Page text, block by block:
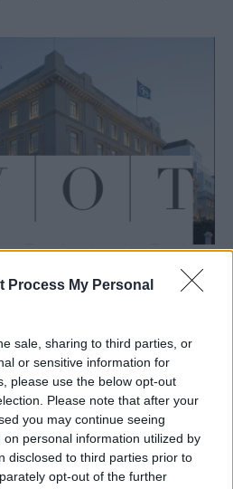
Process My Personal
sale, sharing to third parties, or
or sensitive information for
please use the below opt-out
Please note that after your
you may continue seeing
personal information utilized by
disclosed to third parties prior to
opt-out of the further
στρατηγική συνεργασία
advisory νέων
τη νέα στρατηγική της συνεργασία
παροχής συμβουλευτικών